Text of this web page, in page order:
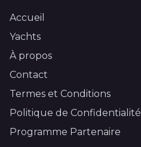
Accueil
Yachts
À propos
Contact
Termes et Conditions
Politique de Confidentialité
Programme Partenaire